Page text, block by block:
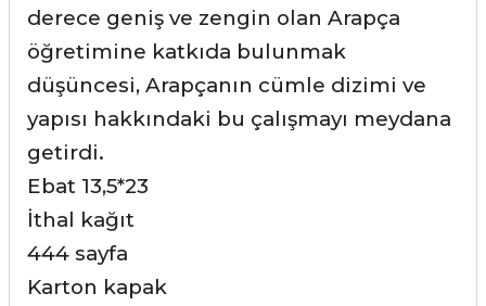
derece geniş ve zengin olan Arapça
öğretimine katkıda bulunmak
düşüncesi, Arapçanın cümle dizimi ve
yapısı hakkındaki bu çalışmayı meydana
getirdi.
Ebat 13,5*23
İthal kağıt
444 sayfa
Karton kapak